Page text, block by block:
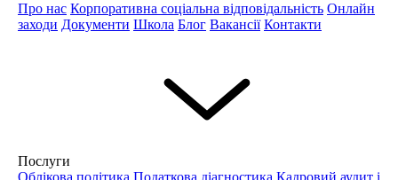
Про нас Корпоративна соціальна відповідальність Онлайн
заходи Документи Школа Блог Вакансії Контакти
Послуги
Облікова політика Податкова діагностика Кадровий аудит і